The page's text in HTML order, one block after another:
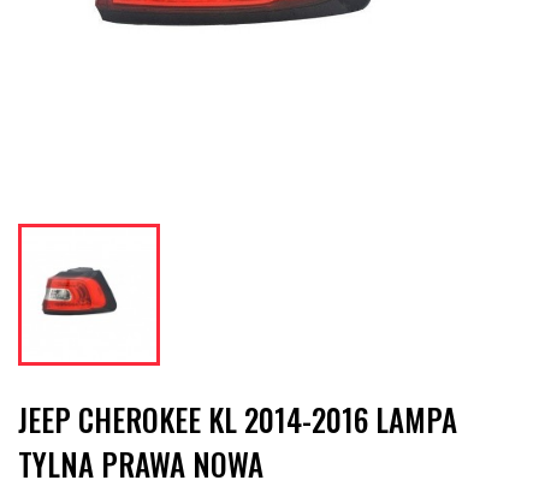
JEEP CHEROKEE KL 2014-2016 LAMPA
TYLNA PRAWA NOWA